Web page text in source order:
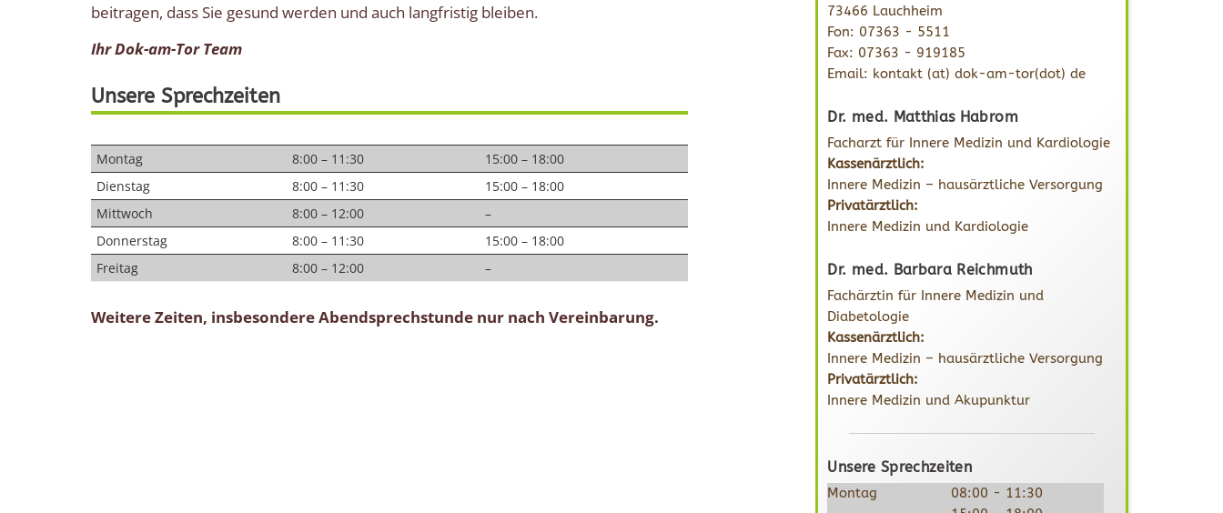
beitragen, dass Sie gesund werden und auch langfristig bleiben.
Ihr Dok-am-Tor Team
Unsere Sprechzeiten
Montag 8:00 – 11:30
15:00 – 18:00
Dienstag
8:00 – 11:30
15:00 – 18:00
Mittwoch
8:00 – 12:00
–
Donnerstag
8:00 – 11:30
15:00 – 18:00
Freitag
8:00 – 12:00 –
Weitere Zeiten, insbesondere Abendsprechstunde nur nach Vereinbarung.
73466 Lauchheim
Fon: 07363 - 5511
Fax: 07363 - 919185
Email: kontakt (at) dok-am-tor(dot) de
Dr. med. Matthias Habrom
Facharzt für Innere Medizin und Kardiologie
Kassenärztlich:
Innere Medizin – hausärztliche Versorgung
Privatärztlich:
Innere Medizin und Kardiologie
Dr. med. Barbara Reichmuth
Fachärztin für Innere Medizin und
Diabetologie
Kassenärztlich:
Innere Medizin – hausärztliche Versorgung
Privatärztlich:
Innere Medizin und Akupunktur
Unsere Sprechzeiten
Montag
08:00 - 11:30